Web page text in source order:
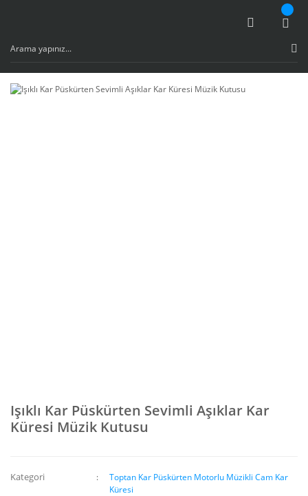
Işıklı Kar Püskürten Sevimli Aşıklar Kar
Küresi Müzik Kutusu
Kategori
Toptan Kar Püskürten Motorlu Müzikli Cam Kar
Küresi